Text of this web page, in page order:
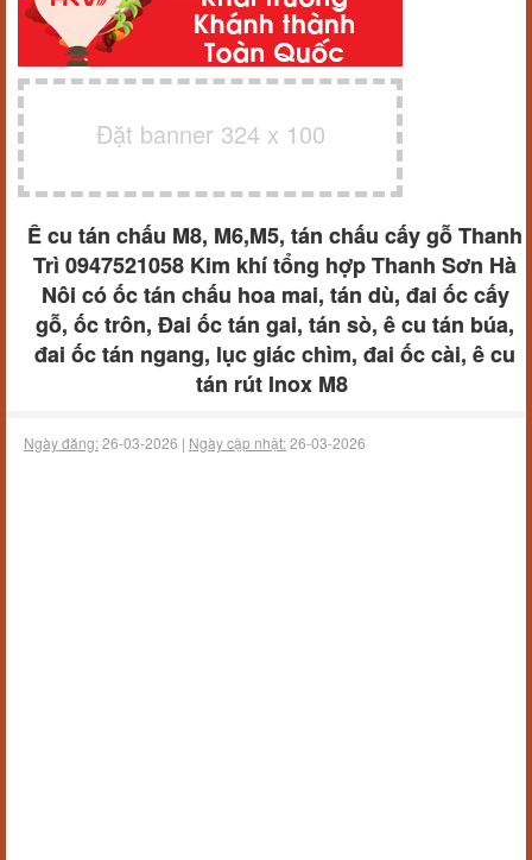
Đặt banner 324 x 100
Ê cu tán chấu M8, M6,M5, tán chấu cấy gỗ Thanh
Trì 0947521058 Kim khí tổng hợp Thanh Sơn Hà
Nôi có ốc tán chấu hoa mai, tán dù, đai ốc cấy
gỗ, ốc trôn, Đai ốc tán gai, tán sò, ê cu tán búa,
đai ốc tán ngang, lục giác chìm, đai ốc cài, ê cu
tán rút Inox M8
Ngày đăng:26-03-2026 | Ngày cập nhật:26-03-2026